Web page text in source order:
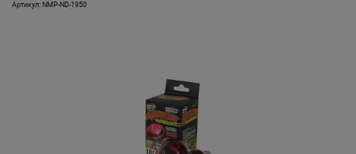
Артикул: NMP-ND-1950